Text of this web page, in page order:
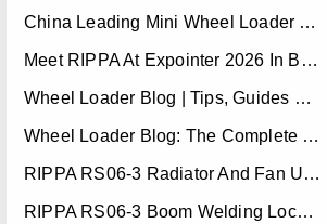
China Leading Mini Wheel Loader Supplier: Reliable Compact Wheel Loaders For Global Markets
Meet RIPPA At Expointer 2026 In Brazil
Wheel Loader Blog | Tips, Guides & Attachments
Wheel Loader Blog: The Complete Guide To Wheel Loaders For Construction, Agriculture, And Material Handling
RIPPA RS06-3 Radiator And Fan Upgrade — Effective July 10, 2026
RIPPA RS06-3 Boom Welding Locating Bar Optimization — Effective July 15, 2026